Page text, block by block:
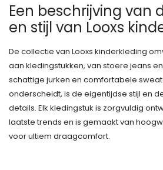
Een beschrijving van
en stijl van Looxs
De collectie van Looxs kinderkleding
aan kledingstukken, van stoere jeans
schattige jurken en comfortabele
onderscheidt, is de eigentijdse stijl en
details. Elk kledingstuk is zorgvuldig
laatste trends en is gemaakt van
voor ultiem draagcomfort.